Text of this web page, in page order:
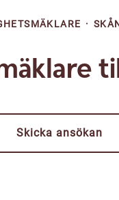
·
Skicka ansökan